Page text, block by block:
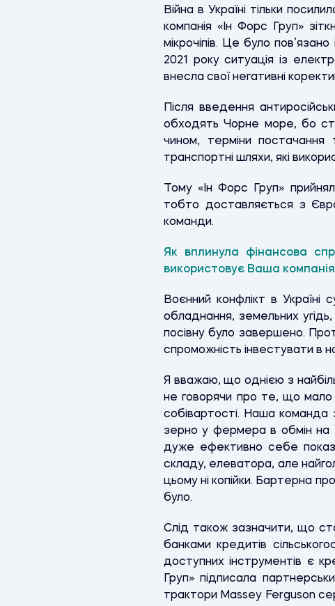
Війна в Україні тільки
компанія «Ін Форс Груп»
мікрочіпів. Це було
2021 року ситуація із
внесла свої негативні
Після введення
обходять Чорне море, бо
чином, терміни
транспортні шляхи, які
Тому «Ін Форс Груп»
тобто доставляється з
команди.
Як вплинула фінансова
використовує Ваша компанія
Воєнний конфлікт в
обладнання, земельних угідь,
посівну було завершено.
спроможність інвестувати в
Я вважаю, що однією з
не говорячи про те, що мало
собівартості. Наша
зерно у фермера в обмін на
дуже ефективно себе
складу, елеватора, але
цьому ні копійки. Бартерна
було.
Слід також зазначити, що
банками кредитів
доступних інструментів є
Груп» підписала
трактори Massey Ferguson